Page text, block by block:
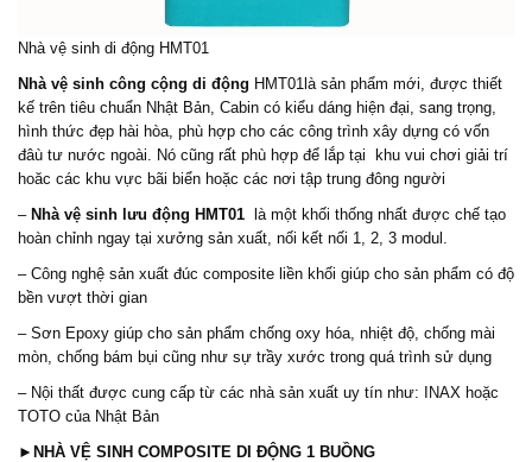
Nhà vệ sinh di động HMT01
Nhà vệ sinh công cộng di động HMT01là sản phẩm mới, được thiết
kế trên tiêu chuẩn Nhật Bản, Cabin có kiểu dáng hiện đại, sang trọng,
hình thức đẹp hài hòa, phù hợp cho các công trình xây dựng có vốn
đâù tư nước ngoài. Nó cũng rất phù hợp để lắp tại khu vui chơi giải trí
hoăc các khu vực bãi biển hoặc các nơi tập trung đông người
– Nhà vệ sinh lưu động HMT01 là một khối thống nhất được chế tạo
hoàn chỉnh ngay tại xưởng sản xuất, nối kết nối 1, 2, 3 modul.
– Công nghệ sản xuất đúc composite liền khối giúp cho sản phẩm có độ
bền vượt thời gian
– Sơn Epoxy giúp cho sản phẩm chống oxy hóa, nhiệt độ, chống mài
mòn, chống bám bụi cũng như sự trầy xước trong quá trình sử dụng
– Nội thất được cung cấp từ các nhà sản xuất uy tín như: INAX hoặc
TOTO của Nhật Bản
► NHÀ VỆ SINH COMPOSITE DI ĐỘNG 1 BUỒNG